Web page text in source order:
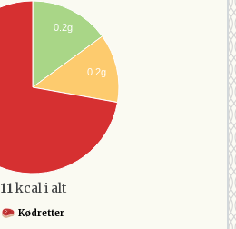
0.2g
0.2g
11kcal i alt
Kødretter